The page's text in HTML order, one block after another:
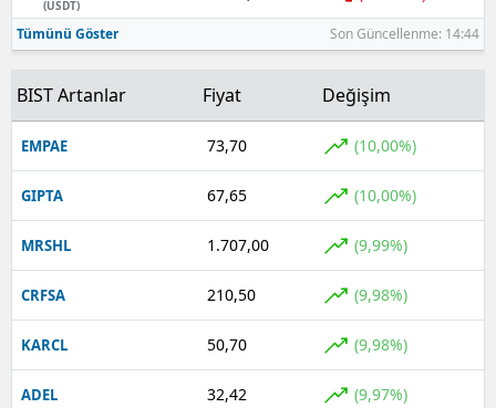
(USDT)
Tümünü Göster Son Güncellenme: 14:44
BIST Artanlar Fiyat Değişim
EMPAE 73,70 (10,00%)
GIPTA 67,65 (10,00%)
MRSHL 1.707,00 (9,99%)
CRFSA 210,50 (9,98%)
KARCL 50,70 (9,98%)
ADEL 32,42 (9,97%)